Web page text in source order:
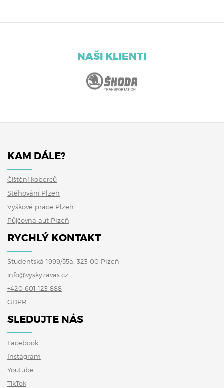
NAŠI KLIENTI
KAM DÁLE?
Čištění koberců
Stěhování Plzeň
Výškové práce Plzeň
Půjčovna aut Plzeň
RYCHLÝ KONTAKT
Studentská 1999/55a, 323 00 Plzeň
info@vyskyzavas.cz
+420 601 123 888
GDPR
SLEDUJTE NÁS
Facebook
Instagram
Youtube
TikTok